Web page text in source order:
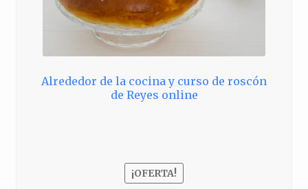
Alrededor de la cocina y curso de roscón
de Reyes online
¡OFERTA!